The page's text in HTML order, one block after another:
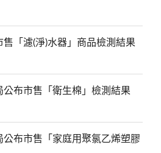
「濾(淨)水器」商品檢測結果
公布市售「衛生棉」檢測結果
公布市售「家庭用聚氯乙烯塑膠